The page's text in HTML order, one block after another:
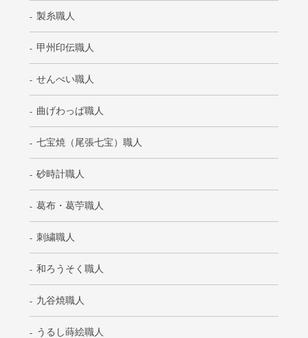
製糸職人
甲州印伝職人
せんべい職人
曲げわっぱ職人
七宝焼（尾張七宝）職人
砂時計職人
葛布・葛苧職人
刺繍職人
和ろうそく職人
九谷焼職人
うるし蒔絵職人